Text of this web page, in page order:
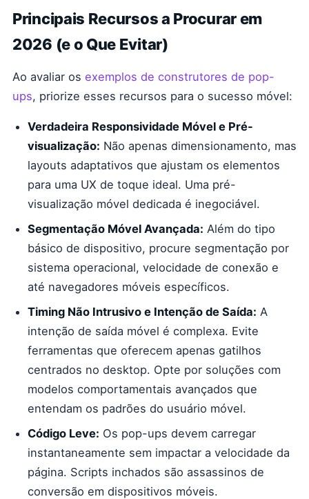
Principais Recursos a Procurar em
2026 (e o Que Evitar)
Ao avaliar os exemplos de construtores de pop-
ups, priorize esses recursos para o sucesso móvel:
Verdadeira Responsividade Móvel e Pré-
visualização: Não apenas dimensionamento, mas
layouts adaptativos que ajustam os elementos
para uma UX de toque ideal. Uma pré-
visualização móvel dedicada é inegociável.
Segmentação Móvel Avançada: Além do tipo
básico de dispositivo, procure segmentação por
sistema operacional, velocidade de conexão e
até navegadores móveis específicos.
Timing Não Intrusivo e Intenção de Saída: A
intenção de saída móvel é complexa. Evite
ferramentas que oferecem apenas gatilhos
centrados no desktop. Opte por soluções com
modelos comportamentais avançados que
entendam os padrões do usuário móvel.
Código Leve: Os pop-ups devem carregar
instantaneamente sem impactar a velocidade da
página. Scripts inchados são assassinos de
conversão em dispositivos móveis.